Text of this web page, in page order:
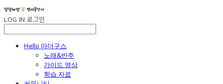
LOG IN 로그인
Hello 마더구스
노래&반주
가이드 영상
학습 자료